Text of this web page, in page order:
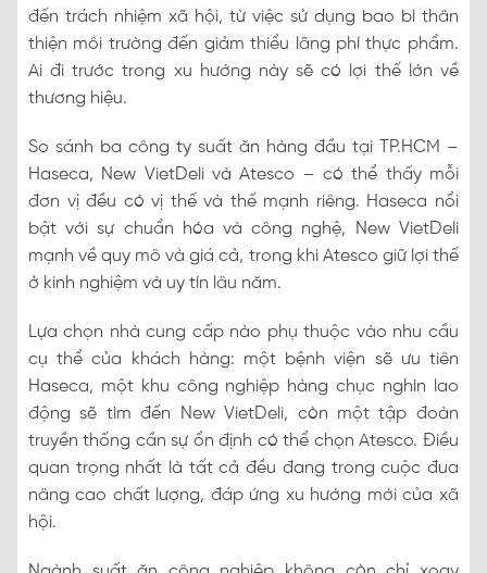
đến trách nhiệm xã hội, từ việc sử dụng bao bì thân
thiện môi trường đến giảm thiểu lãng phí thực phẩm.
Ai đi trước trong xu hướng này sẽ có lợi thế lớn về
thương hiệu.
So sánh ba công ty suất ăn hàng đầu tại TP.HCM –
Haseca, New VietDeli và Atesco – có thể thấy mỗi
đơn vị đều có vị thế và thế mạnh riêng. Haseca nổi
bật với sự chuẩn hóa và công nghệ, New VietDeli
mạnh về quy mô và giá cả, trong khi Atesco giữ lợi thế
ở kinh nghiệm và uy tín lâu năm.
Lựa chọn nhà cung cấp nào phụ thuộc vào nhu cầu
cụ thể của khách hàng: một bệnh viện sẽ ưu tiên
Haseca, một khu công nghiệp hàng chục nghìn lao
động sẽ tìm đến New VietDeli, còn một tập đoàn
truyền thống cần sự ổn định có thể chọn Atesco. Điều
quan trọng nhất là tất cả đều đang trong cuộc đua
nâng cao chất lượng, đáp ứng xu hướng mới của xã
hội.